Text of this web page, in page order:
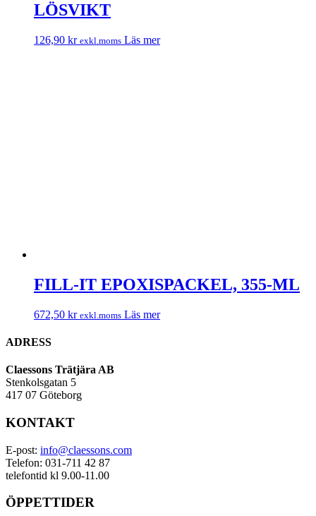
LÖSVIKT
126,90 kr exkl.moms Läs mer
FILL-IT EPOXISPACKEL, 355-ML
672,50 kr exkl.moms Läs mer
ADRESS
Claessons Trätjära AB
Stenkolsgatan 5
417 07 Göteborg
KONTAKT
E-post: info@claessons.com
Telefon: 031-711 42 87
telefontid kl 9.00-11.00
ÖPPETTIDER